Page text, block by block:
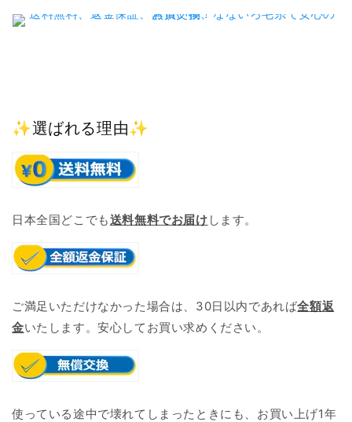
✨選ばれる理由✨
日本全国どこでも送料無料でお届け します。
ご満足いただけなかった場合は、30日以内であれば全額返
金いたします。安心してお買い求めください。
使っている途中で壊れてしまったときにも、お買い上げ1年